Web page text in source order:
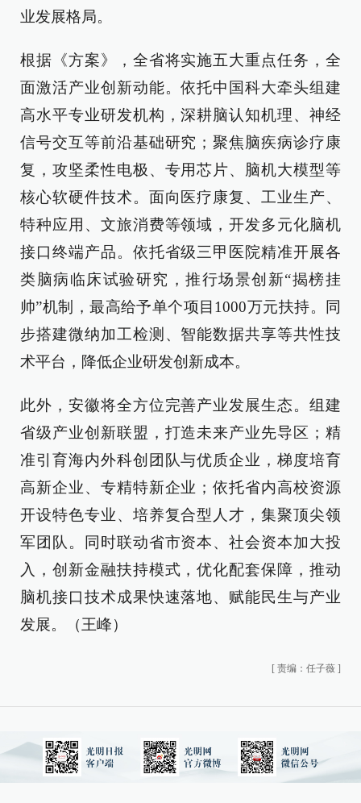
业发展格局。
根据《方案》，全省将实施五大重点任务，全
面激活产业创新动能。依托中国科大牵头组建
高水平专业研发机构，深耕脑认知机理、神经
信号交互等前沿基础研究；聚焦脑疾病诊疗康
复，攻坚柔性电极、专用芯片、脑机大模型等
核心软硬件技术。面向医疗康复、工业生产、
特种应用、文旅消费等领域，开发多元化脑机
接口终端产品。依托省级三甲医院精准开展各
类脑病临床试验研究，推行场景创新“揭榜挂
帅”机制，最高给予单个项目1000万元扶持。同
步搭建微纳加工检测、智能数据共享等共性技
术平台，降低企业研发创新成本。
此外，安徽将全方位完善产业发展生态。组建
省级产业创新联盟，打造未来产业先导区；精
准引育海内外科创团队与优质企业，梯度培育
高新企业、专精特新企业；依托省内高校资源
开设特色专业、培养复合型人才，集聚顶尖领
军团队。同时联动省市资本、社会资本加大投
入，创新金融扶持模式，优化配套保障，推动
脑机接口技术成果快速落地、赋能民生与产业
发展。（王峰）
[ 责编：任子薇 ]